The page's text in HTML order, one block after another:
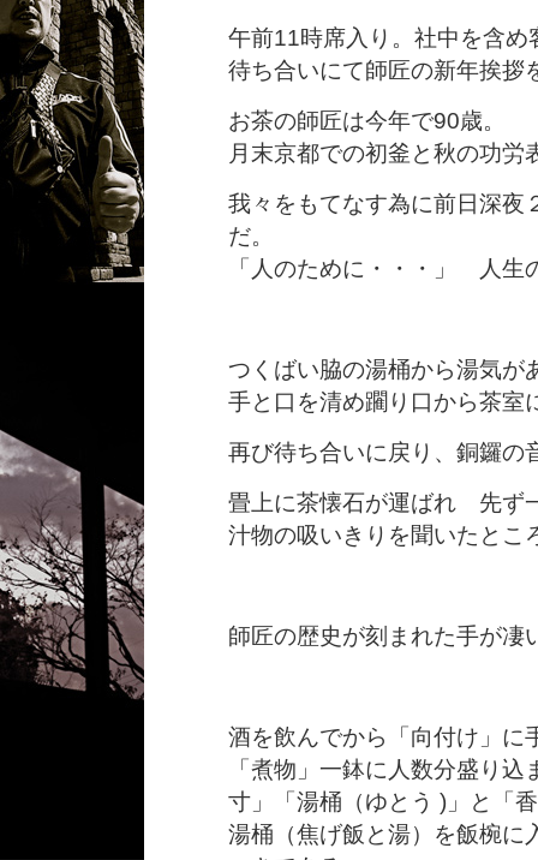
午前11時席入り。社中を含め
待ち合いにて師匠の新年挨拶
お茶の師匠は今年で90歳。
月末京都での初釜と秋の功
我々をもてなす為に前日深夜
だ。
「人のために・・・」 人生
つくばい脇の湯桶から湯気が
手と口を清め躙り口から茶室
再び待ち合いに戻り、銅鑼の
畳上に茶懐石が運ばれ 先ず
汁物の吸いきりを聞いたとこ
師匠の歴史が刻まれた手が凄
酒を飲んでから「向付け」に
「煮物」一鉢に人数分盛り
寸」「湯桶（ゆとう )」と「
湯桶（焦げ飯と湯）を飯椀に